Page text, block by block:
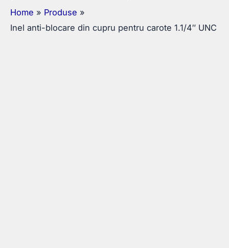
Home
Produse
Inel anti-blocare din cupru pentru carote 1.1/4″ UNC